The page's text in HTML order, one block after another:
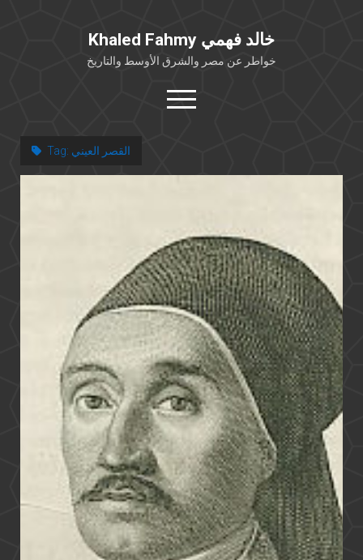
Khaled Fahmy خالد فهمي
خواطر عن مصر والشرق الأوسط والتاريخ
open
menu
مقالات صحافية
بوستات من فيسبوك
مقابلات في الإعلام
Languages
Tag: القصر العيني